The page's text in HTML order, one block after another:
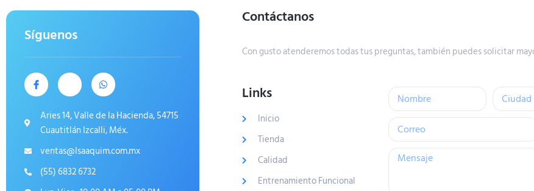
Síguenos
Aries 14, Valle de la Hacienda, 54715
Cuautitlán Izcalli, Méx.
ventas@Isaaquim.com.mx
(55) 6832 6732
Contáctanos
Con gusto atenderemos todas tus preguntas, también puedes solicitar
Links
Inicio
Tienda
Calidad
Entrenamiento Funcional